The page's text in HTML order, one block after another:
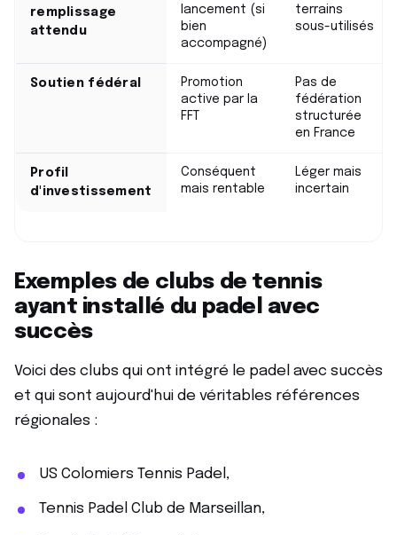
remplissage
attendu
lancement (si
bien
accompagné)
terrains
sous-utilisés
Soutien fédéral
Promotion
active par la
FFT
Pas de
fédération
structurée
en France
Profil
d'investissement
Conséquent
mais rentable
Léger mais
incertain
Exemples de clubs de tennis
ayant installé du padel avec
succès
Voici des clubs qui ont intégré le padel avec succès
et qui sont aujourd'hui de véritables références
régionales :
US Colomiers Tennis Padel,
Tennis Padel Club de Marseillan,